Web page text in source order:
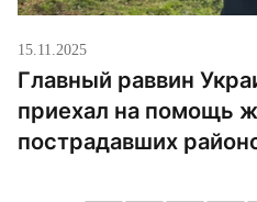
15.11.2025
Главный раввин
приехал на помощь
пострадавших